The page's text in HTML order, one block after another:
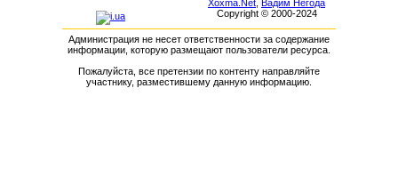
Xoxma.Net Вадим Негода
Copyright © 2000-2024
Администрация не несет ответственности за содержание
информации, которую размещают пользователи ресурса.
Пожалуйста, все претензии по контенту направляйте
участнику, разместившему данную информацию.